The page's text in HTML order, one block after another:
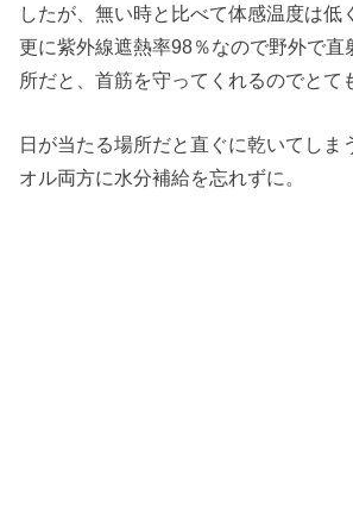
したが、無い時と比べて体感温度は低
更に紫外線遮熱率98％なので野外で直
所だと、首筋を守ってくれるのでとて
日が当たる場所だと直ぐに乾いてしま
オル両方に水分補給を忘れずに。